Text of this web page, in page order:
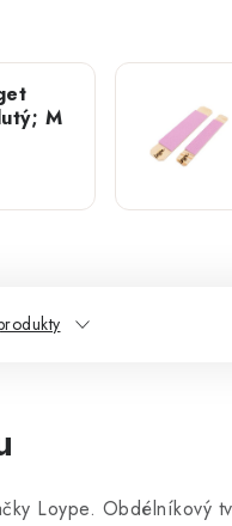
M
Loype. Obdélníkový